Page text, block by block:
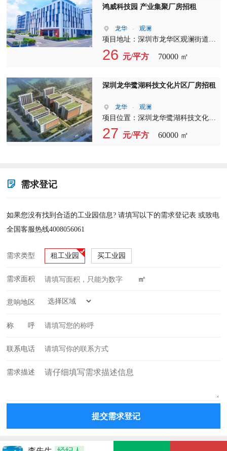
安区科技桃花源”等称号；2018年，
一；2019年，获授宝安区“移动金融
超市”服务点及党建引领“1+6”科技创
平台加强服务企业的重要力量。
鸿威科技园 产业集聚厂房招租
龙华 - 观澜
项目地址：深圳市龙华区观澜街道观
光路1303号 项目体量：约15万㎡ 园
区荣誉：2017年，获得“深圳市投资
得“人才服务站”“企业服务站”称号；
（新一代信息技术产业）资质认
定”；2020年，荣获“龙华区四星级人
龙华区产业园区促进会副会长单位。
26 元/平方 70000 ㎡
深圳龙华鹭湖科技文化片区厂房招租
龙华 - 观澜
项目位置：深圳龙华鹭湖科技文化片
区，邻九龙山国家高新园片区 项目
体量：约11.3万㎡ 项目规划：重点发
27 元/平方 60000 ㎡
需求登记
如果您没有找到合适的工业园信息? 请填写以下的需求登记表 或致电
全国客服热线4008056061
需求类型 租工业园 买工业园
需求面积 ㎡
意响地区
称 呼
联系电话
需求描述